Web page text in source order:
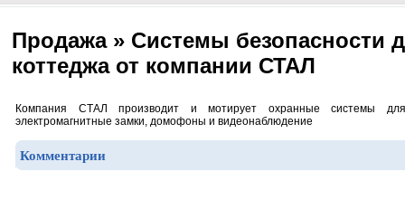
Продажа » Системы безопасности
коттеджа от компании СТАЛ
Компания СТАЛ производит и мотирует охранные системы для
электромагнитные замки, домофоны и видеонаблюдение
Комментарии